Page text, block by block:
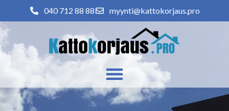
040 712 88 88 myynti@kattokorjaus.pro